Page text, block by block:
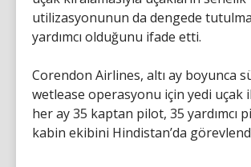
utilizasyonunun da dengede
yardımcı olduğunu ifade etti.
Corendon Airlines, altı ay boyunca
wetlease operasyonu için yedi uçak
her ay 35 kaptan pilot, 35 yardımcı
kabin ekibini Hindistan’da